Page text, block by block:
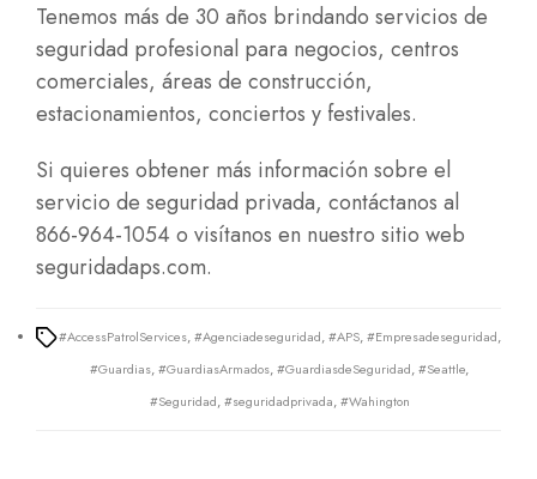
Tenemos más de 30 años brindando servicios de
seguridad profesional para negocios, centros
comerciales, áreas de construcción,
estacionamientos, conciertos y festivales.
Si quieres obtener más información sobre el
servicio de seguridad privada, contáctanos al
866-964-1054 o visítanos en nuestro sitio web
seguridadaps.com.
Tags
#AccessPatrolServices,#Agenciadeseguridad,#APS,#Empresadeseguridad,
#Guardias,#GuardiasArmados,#GuardiasdeSeguridad,#Seattle,
#Seguridad,#seguridadprivada,#Wahington